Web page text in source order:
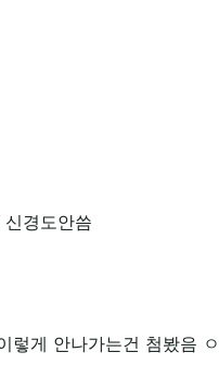
경도안씀
렇게 안나가는건 첨봤음